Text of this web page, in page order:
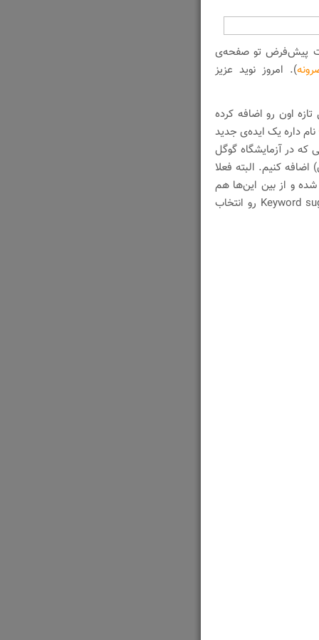
پیش‌فرض تو صفحه‌ی
). امروز نوید عزیز
اون رو اضافه کرده
نام داره یک ایده‌‌ی جدید
که در آزمایشگاه گوگل
کنیم. البته فعلا
و از بین این‌ها هم
فقط یکی از اون‌ها رو می‌تونیم انتخاب کنیم. من Keyword suggestions رو انتخاب